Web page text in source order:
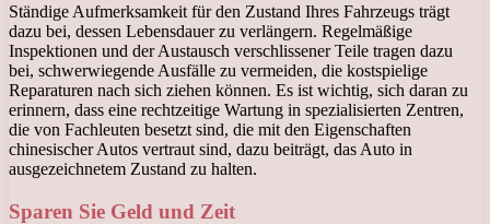
Ständige Aufmerksamkeit für den Zustand Ihres Fahrzeugs trägt
dazu bei, dessen Lebensdauer zu verlängern. Regelmäßige
Inspektionen und der Austausch verschlissener Teile tragen dazu
bei, schwerwiegende Ausfälle zu vermeiden, die kostspielige
Reparaturen nach sich ziehen können. Es ist wichtig, sich daran zu
erinnern, dass eine rechtzeitige Wartung in spezialisierten Zentren,
die von Fachleuten besetzt sind, die mit den Eigenschaften
chinesischer Autos vertraut sind, dazu beiträgt, das Auto in
ausgezeichnetem Zustand zu halten.
Sparen Sie Geld und Zeit